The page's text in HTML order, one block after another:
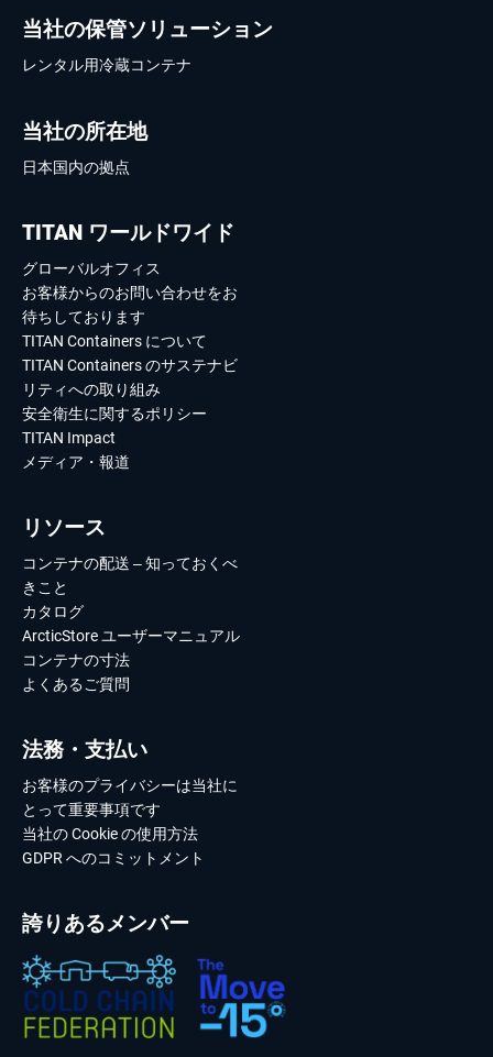
当社の保管ソリューション
レンタル用冷蔵コンテナ
当社の所在地
日本国内の拠点
TITAN ワールドワイド
グローバルオフィス
お客様からのお問い合わせをお
待ちしております
TITAN Containers について
TITAN Containers のサステナビ
リティへの取り組み
安全衛生に関するポリシー
TITAN Impact
メディア・報道
リソース
コンテナの配送 – 知っておくべ
きこと
カタログ
ArcticStore ユーザーマニュアル
コンテナの寸法
よくあるご質問
法務・支払い
お客様のプライバシーは当社に
とって重要事項です
当社の Cookie の使用方法
GDPR へのコミットメント
誇りあるメンバー